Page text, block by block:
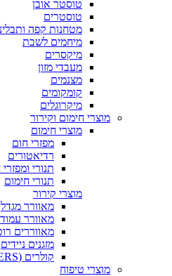
טוסטר אובן
טוסטרים
מטחנות קפה
מיחמים לשבת
מיקסרים
מעבדי מזון
מצנמים
קומקומים
מיקרוגלים
מוצרי חימום וקירור
מוצרי חימום
מפזרי חום
רדיאטורים
תנורי
תנורי חימום
מוצרי קירור
מאוורר מגדל
מאוורר עמוד
מאווררים
מזגנים ניידים
קולרים (COOLERS)
מוצרי טיפוח